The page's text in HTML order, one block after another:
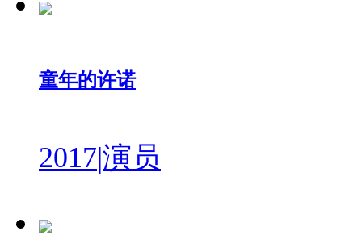
童年的许诺
2017|演员